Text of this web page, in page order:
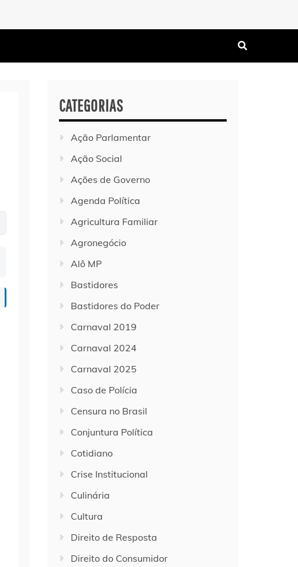
CATEGORIAS
Ação Parlamentar
Ação Social
Ações de Governo
Agenda Política
Agricultura Familiar
Agronegócio
Alô MP
Bastidores
Bastidores do Poder
Carnaval 2019
Carnaval 2024
Carnaval 2025
Caso de Polícia
Censura no Brasil
Conjuntura Política
Cotidiano
Crise Institucional
Culinária
Cultura
Direito de Resposta
Direito do Consumidor